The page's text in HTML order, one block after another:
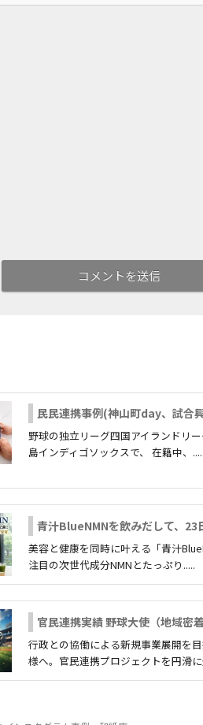
民民連携事例(神山町day、試合
野球の独立リーグ四国アイランドリ
島インディゴソックスで、 在籍中、.....
青汁BlueNMNを飲みだして、23
美容と健康を同時に叶える「青汁
注目の次世代成分NMNとたっぷり.....
官民連携実績 野球大使（地域密
行政との協働による新規事業展開を
様へ。官民連携プロジェクトを円滑に